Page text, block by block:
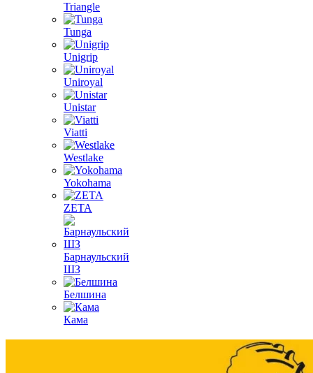
Triangle
Tunga
Unigrip
Uniroyal
Unistar
Viatti
Westlake
Yokohama
ZETA
Барнаульский
ШЗ
Белшина
Кама